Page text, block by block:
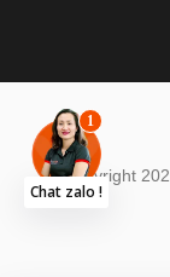
© Copyright
Chat zalo !